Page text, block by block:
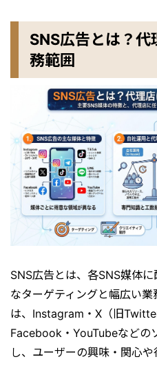
SNS広告とは？
務範囲
SNS広告とは、各SNS媒体
なターゲティングと幅広い
は、Instagram・X（旧
Facebook・YouTubeなどの
し、ユーザーの興味・関心